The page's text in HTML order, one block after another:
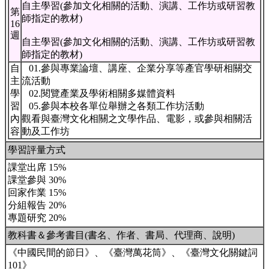
第
16
週
自主學習(參加文化相關的活動、演講、工作坊或研習教
師指定的教材)
自主學習(參加文化相關的活動、演講、工作坊或研習教
師指定的教材)
自
主
學
習
內
容
01.參與專業論壇、講座、企業分享等產官學研相關交
流活動
02.閱覽產業及學術相關多媒體資料
05.參與本校各單位舉辦之各類工作坊活動
觀看與臺灣文化相關之文學作品、電影，或參與相關活
動及工作坊
學習評量方式
課堂出席 15%
課堂參與 30%
回家作業 15%
分組報告 20%
專題研究 20%
教科書＆參考書目(書名、作者、書局、代理商、說明)
《中國民間的節日》、《臺灣萬花筒》、《臺灣文化關鍵詞
101》